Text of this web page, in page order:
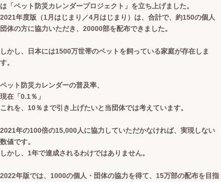
は「ペット防災カレンダープロジェクト」を立ち上げました。
2021年度版（1月はじまり／4月はじまり）は、合計で、約150の個人
団体の方に協力いただき、20000部を配布できました。
しかし、日本には1500万世帯のペットを飼っている家庭が存在しま
す。
ペット防災カレンダーの普及率、
現在「0.1％」
これを、10％まで引き上げたいと当団体では考えています。
2021年の100倍の15,000人に協力していただかなければ、実現しない
数値です。
しかし、1年で達成されるわけではありません。
2022年版では、1000の個人・団体の協力を得て、15万部の配布を目指